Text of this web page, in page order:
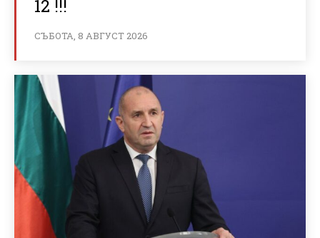
12 !!!
СЪБОТА, 8 АВГУСТ 2026